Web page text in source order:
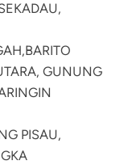
BARITO
GUNUNG
PISAU,